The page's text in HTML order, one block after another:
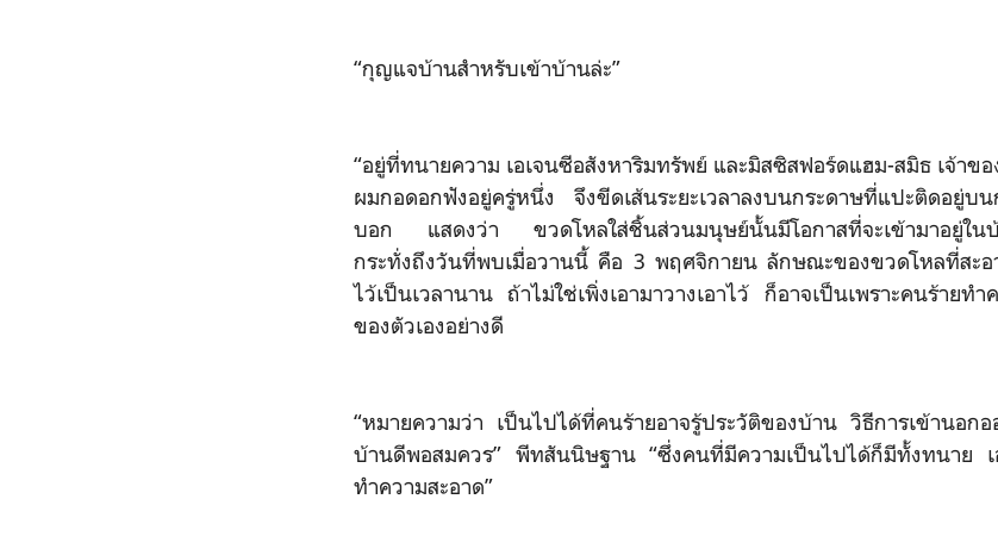
“กุญแจบ้านสำหรับเข้าบ้านล่ะ”
“อยู่ที่ทนายความ เอเจนซีอสังหาริมทรัพย์ และมิสซิสฟอร์ดแฮม-สมิธ เจ้าขอ
ผมกอดอกฟังอยู่ครู่หนึ่ง จึงขีดเส้นระยะเวลาลงบนกระดาษที่แปะติดอยู่บ
บอก แสดงว่า ขวดโหลใส่ชิ้นส่วนมนุษย์นั้นมีโอกาสที่จะเข้ามาอยู่ในบ้
กระทั่งถึงวันที่พบเมื่อวานนี้ คือ 3 พฤศจิกายน ลักษณะของขวดโหลที่สะอ
ไว้เป็นเวลานาน ถ้าไม่ใช่เพิ่งเอามาวางเอาไว้ ก็อาจเป็นเพราะคนร้ายทำ
ของตัวเองอย่างดี
“หมายความว่า เป็นไปได้ที่คนร้ายอาจรู้ประวัติของบ้าน วิธีการเข้านอ
บ้านดีพอสมควร” พีทสันนิษฐาน “ซึ่งคนที่มีความเป็นไปได้ก็มีทั้งทนาย เ
ทำความสะอาด”